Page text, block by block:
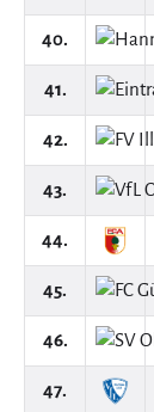
40.
41.
42.
43.
44.
45.
46.
47.